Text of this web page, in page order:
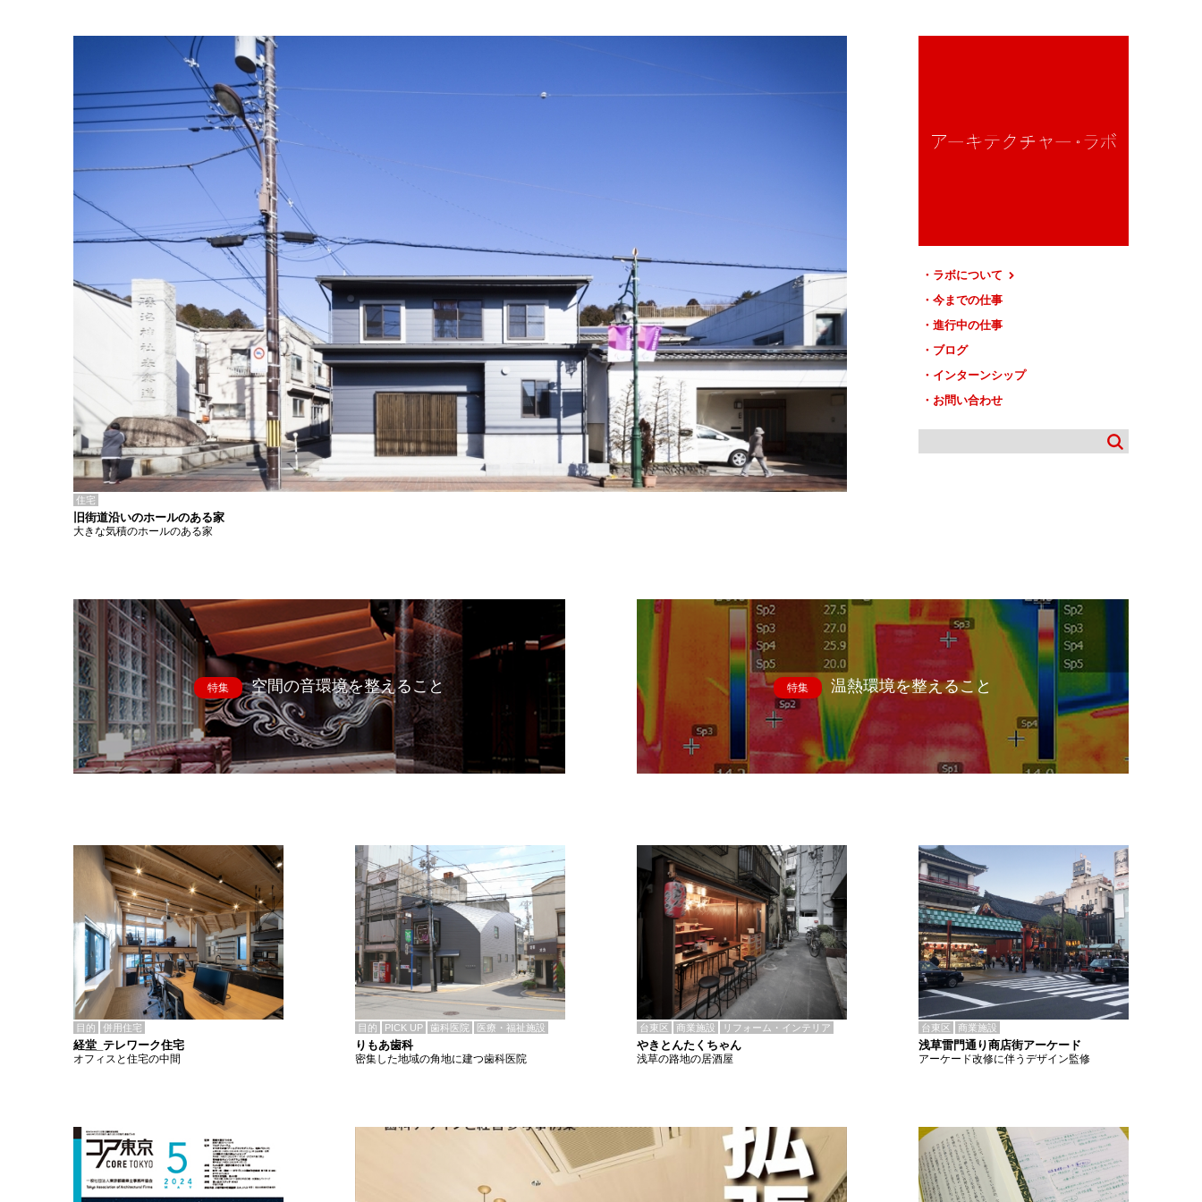
ラボについて
今までの仕事
進行中の仕事
ブログ
インターンシップ
お問い合わせ
住宅
旧街道沿いのホールのある家
大きな気積のホールのある家
特集 空間の音環境を整えること 特集 温熱環境を整えること
目的 併用住宅
経堂_テレワーク住宅
オフィスと住宅の中間
目的 PICK UP 歯科医院 医療・福祉施設
りもあ歯科
密集した地域の角地に建つ歯科医院
台東区 商業施設 リフォーム・インテリア
やきとんたくちゃん
浅草の路地の居酒屋
台東区 商業施設
浅草雷門通り商店街アーケード
アーケード改修に伴うデザイン監修